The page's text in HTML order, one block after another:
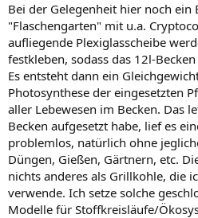
Bei der Gelegenheit hier noch ein
"Flaschengarten" mit u.a.
aufliegende Plexiglasscheibe
festkleben, sodass das 12l-
Es entsteht dann ein
Photosynthese der eingesetzten
aller Lebewesen im Becken. Das
Becken aufgesetzt habe, lief es
problemlos, natürlich ohne
Düngen, Gießen, Gärtnern, etc.
nichts anderes als Grillkohle, die
verwende. Ich setze solche
Modelle für Stoffkreisläufe/